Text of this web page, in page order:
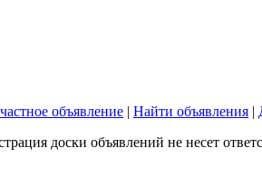
объявление | Найти объявления |
доски объявлений не несет